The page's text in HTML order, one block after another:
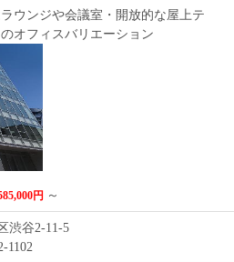
ウンジや会議室・開放的な屋上テ
オフィスバリエーション
円 ～
渋谷2-11-5
1102